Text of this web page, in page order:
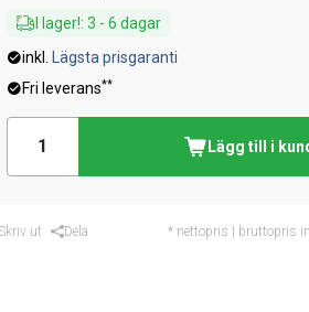
I lager!: 3 - 6 dagar
inkl.
Lägsta prisgaranti
Fri leverans**
Lägg till i
ut Dela * nettopris | bruttopris